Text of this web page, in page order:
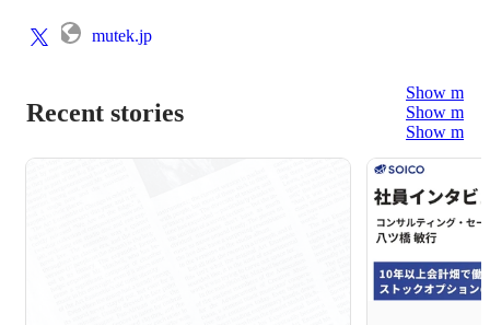
mutek.jp
Recent stories
Show more
Show more
Show more